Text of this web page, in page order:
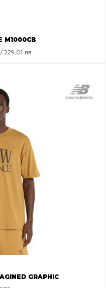
M1000CB
229.01 лв.
GRAPHIC